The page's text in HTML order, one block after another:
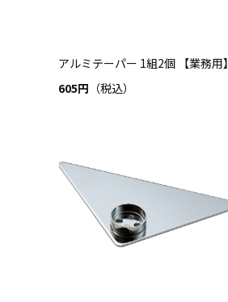
アルミテーパー 1組2個 【業務用】
605円 （税込）